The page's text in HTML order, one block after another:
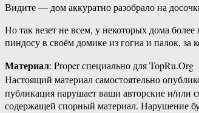
Видите — дом аккуратно разобрало на
Но так везет не всем, у некоторых дома
пиндосу в своём домике из гогна и палок, за
Материал: Proper специально для TopRu.Org
Настоящий материал самостоятельно
публикация нарушает ваши авторские и/или
содержащей спорный материал. Нарушение